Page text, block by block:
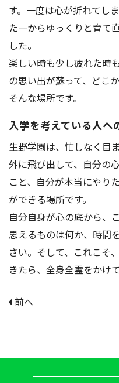
す。一度は心が折れてし
た一からゆっくりと育て
した。
楽しい時も少し疲れた時
の思い出が蘇って、どこ
そんな場所です。
入学を考えている人へ
生野学園は、忙しなく目
外に飛び出して、自分の
こと、自分が本当にやり
ができる場所です。
自分自身が心の底から、
思えるものは何か、時間
さい。そして、これこそ
きたら、全身全霊をかけ
前へ